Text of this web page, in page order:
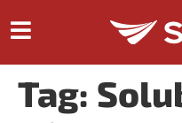
Tag: